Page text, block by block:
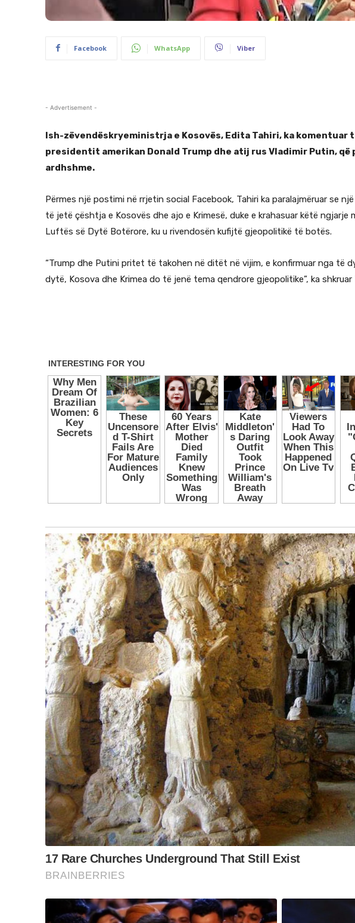
Facebook WhatsApp Viber
- Advertisement -
Ish-zëvendëskryeministrja e Kosovës, Edita Tahiri, ka komentuar
presidentit amerikan Donald Trump dhe atij rus Vladimir Putin,
ardhshme.
Përmes një postimi në rrjetin social Facebook, Tahiri ka paralajmëruar se
të jetë çështja e Kosovës dhe ajo e Krimesë, duke e krahasuar këtë
Luftës së Dytë Botërore, ku u rivendosën kufijtë gjeopolitikë të botës.
“Trump dhe Putini pritet të takohen në ditët në vijim, e konfirmuar nga të
dytë, Kosova dhe Krimea do të jenë tema qendrore gjeopolitike”, ka shkruar